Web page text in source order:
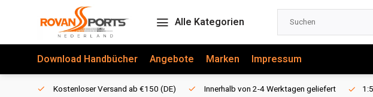
Alle Kategorien
Download Handbücher Angebote Marken Impressum
Kostenloser Versand ab €150 (DE) Innerhalb von 2-4 Werktagen geliefert